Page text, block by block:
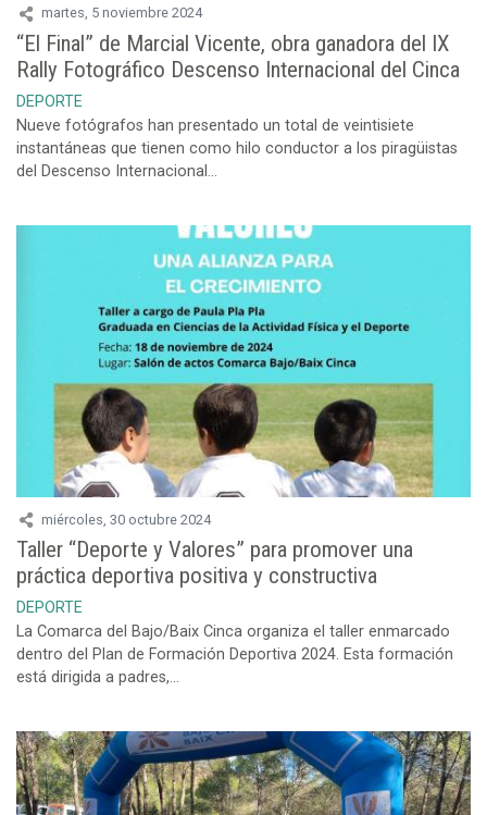
martes, 5 noviembre 2024
“El Final” de Marcial Vicente, obra ganadora del IX
Rally Fotográfico Descenso Internacional del Cinca
DEPORTE
Nueve fotógrafos han presentado un total de veintisiete
instantáneas que tienen como hilo conductor a los piragüistas
del Descenso Internacional...
miércoles, 30 octubre 2024
Taller “Deporte y Valores” para promover una
práctica deportiva positiva y constructiva
DEPORTE
La Comarca del Bajo/Baix Cinca organiza el taller enmarcado
dentro del Plan de Formación Deportiva 2024. Esta formación
está dirigida a padres,...